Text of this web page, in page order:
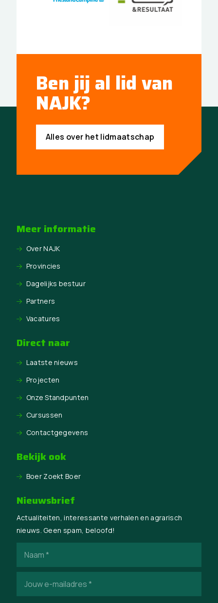
Ben jij al lid van
NAJK?
Alles over het lidmaatschap
Meer informatie
Over NAJK
Provincies
Dagelijks bestuur
Partners
Vacatures
Direct naar
Laatste nieuws
Projecten
Onze Standpunten
Cursussen
Contactgegevens
Bekijk ook
Boer Zoekt Boer
Nieuwsbrief
Actualiteiten, interessante verhalen en agrarisch
nieuws. Geen spam, beloofd!
mailadres